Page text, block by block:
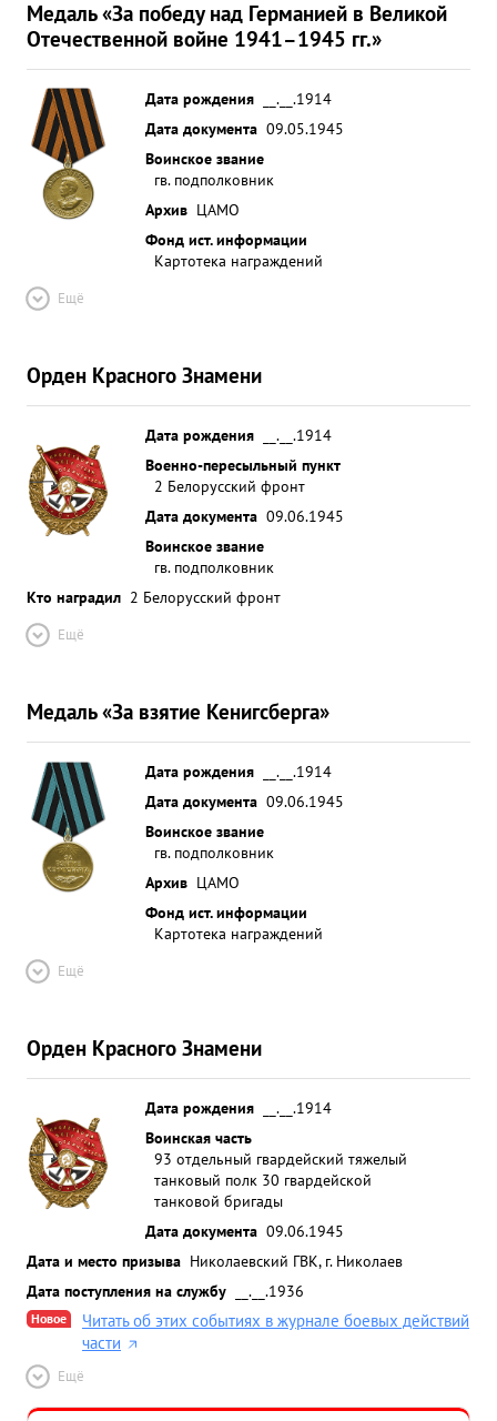
Медаль «За победу над Германией в Великой
Отечественной войне 1941–1945 гг.»
Дата рождения
__.__.1914
Дата документа 09.05.1945
Воинское звание
гв. подполковник
Архив ЦАМО
Фонд ист. информации
Картотека награждений
Ещё
Орден Красного Знамени
Дата рождения
__.__.1914
Военно-пересыльный пункт
2 Белорусский фронт
Дата документа 09.06.1945
Воинское звание
гв. подполковник
Кто наградил 2 Белорусский фронт
Ещё
Медаль «За взятие Кенигсберга»
Дата рождения
__.__.1914
Дата документа 09.06.1945
Воинское звание
гв. подполковник
Архив ЦАМО
Фонд ист. информации
Картотека награждений
Ещё
Орден Красного Знамени
Дата рождения
__.__.1914
Воинская часть
93 отдельный гвардейский тяжелый
танковый полк 30 гвардейской
танковой бригады
Дата документа 09.06.1945
Дата и место призыва Николаевский ГВК, г. Николаев
Дата поступления на службу
__.__.1936
Новое
Читать об этих событиях в журнале боевых действий
части
Ещё